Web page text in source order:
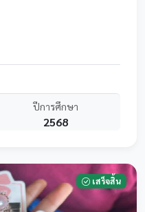
กษาต้นทุนและความคุ้มค่า
ตุลาคม
ปีการศึกษา
2568
เสร็จสิ้น